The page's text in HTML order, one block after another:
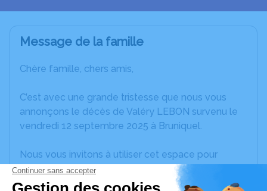
Message de la famille
Chère famille, chers amis,
C’est avec une grande tristesse que nous vous
annonçons le décès de Valéry LEBON survenu le
vendredi 12 septembre 2025 à Bruniquel.
Nous vous invitons à utiliser cet espace pour
laisser vos condoléances, partager des photos
souvenirs, une anecdote ou exprimer vos pensées